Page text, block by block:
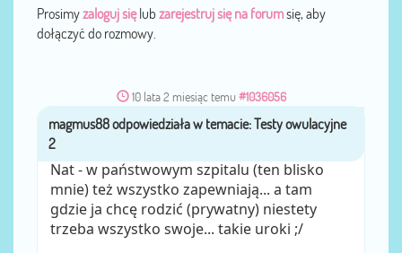
Prosimyzaloguj sięlub zarejestruj się na forumsię, aby
dołączyć do rozmowy.
10 lata 2 miesiąc temu #1036056
przezmagmus88
Nat - w państwowym szpitalu (ten blisko
mnie) też wszystko zapewniają... a tam
gdzie ja chcę rodzić (prywatny) niestety
trzeba wszystko swoje... takie uroki ;/